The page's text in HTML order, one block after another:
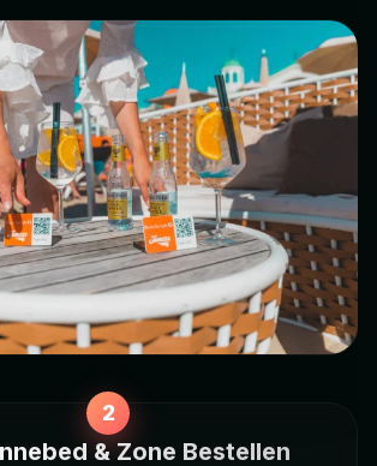
& Zone Bestellen